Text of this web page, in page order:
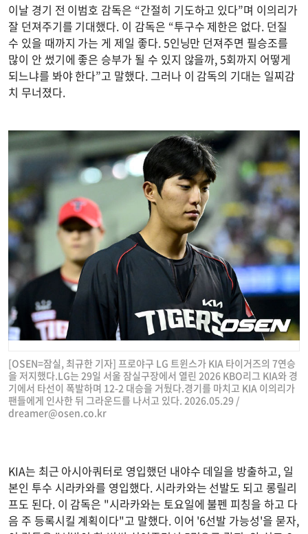
이날 경기 전 이범호 감독은 “간절히 기도하고 있다”며 이의리가
잘 던져주기를 기대했다. 이 감독은 “투구수 제한은 없다. 던질
수 있을 때까지 가는 게 제일 좋다. 5인닝만 던져주면 필승조를
많이 안 썼기에 좋은 승부가 될 수 있지 않을까, 5회까지 어떻게
되느냐를 봐야 한다”고 말했다. 그러나 이 감독의 기대는 일찌감
치 무너졌다.
[OSEN=잠실, 최규한 기자] 프로야구 LG 트윈스가 KIA 타이거즈의 7연승
을 저지했다.LG는 29일 서울 잠실구장에서 열린 2026 KBO리그 KIA와 경
기에서 타선이 폭발하며 12-2 대승을 거뒀다.경기를 마치고 KIA 이의리가
팬들에게 인사한 뒤 그라운드를 나서고 있다. 2026.05.29 /
dreamer@osen.co.kr
KIA는 최근 아시아쿼터로 영입했던 내야수 데일을 방출하고, 일
본인 투수 시라카와를 영입했다. 시라카와는 선발도 되고 롱릴리
프도 된다. 이 감독은 "시라카와는 토요일에 불펜 피칭을 하고 다
음 주 등록시킬 계획이다"고 말했다. 이어 '6선발 가능성'을 묻자,